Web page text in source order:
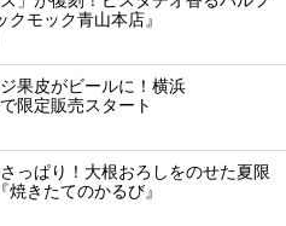
モック青山本店』
果皮がビールに！横浜
限定販売スタート
っぱり！大根おろしをのせた夏限
きたてのかるび』